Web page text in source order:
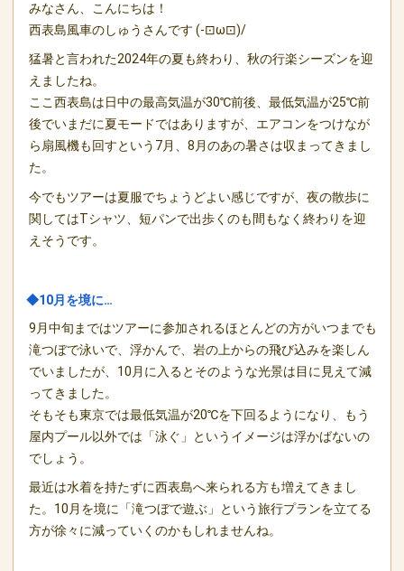
みなさん、こんにちは！
西表島風車のしゅうさんです (-⊡ω⊡)/
猛暑と言われた2024年の夏も終わり、秋の行楽シーズンを迎
えましたね。
ここ西表島は日中の最高気温が30℃前後、最低気温が25℃前
後でいまだに夏モードではありますが、エアコンをつけなが
ら扇風機も回すという7月、8月のあの暑さは収まってきまし
た。
今でもツアーは夏服でちょうどよい感じですが、夜の散歩に
関してはTシャツ、短パンで出歩くのも間もなく終わりを迎
えそうです。
◆10月を境に…
9月中旬まではツアーに参加されるほとんどの方がいつまでも
滝つぼで泳いで、浮かんで、岩の上からの飛び込みを楽しん
でいましたが、10月に入るとそのような光景は目に見えて減
ってきました。
そもそも東京では最低気温が20℃を下回るようになり、もう
屋内プール以外では「泳ぐ」というイメージは浮かばないの
でしょう。
最近は水着を持たずに西表島へ来られる方も増えてきまし
た。10月を境に「滝つぼで遊ぶ」という旅行プランを立てる
方が徐々に減っていくのかもしれませんね。